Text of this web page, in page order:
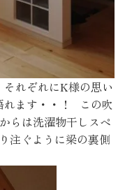
れぞれにK様の思い
れます・・！ この吹
らは洗濯物干しスペ
注ぐように梁の裏側